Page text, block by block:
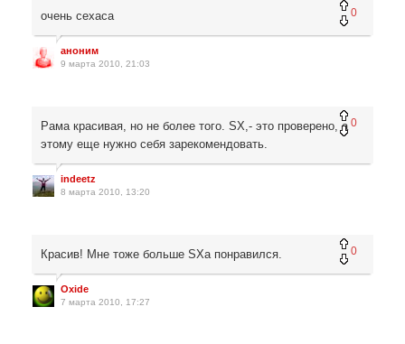
0
очень сехаса
аноним
9 марта 2010, 21:03
0
Рама красивая, но не более того. SX,- это проверено, а
этому еще нужно себя зарекомендовать.
indeetz
8 марта 2010, 13:20
0
Красив! Мне тоже больше SXа понравился.
Oxide
7 марта 2010, 17:27